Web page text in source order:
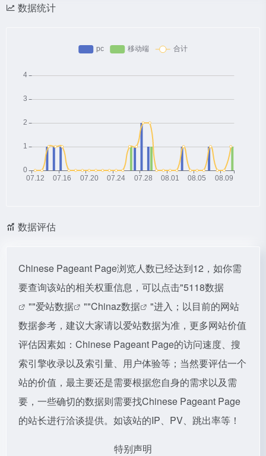
数据统计
数据评估
Chinese Pageant Page浏览人数已经达到12，如你需
要查询该站的相关权重信息，可以点击"5118数据
""爱站数据 ""Chinaz数据
"进入；以目前的网站
数据参考，建议大家请以爱站数据为准，更多网站价值
评估因素如：Chinese Pageant Page的访问速度、搜
索引擎收录以及索引量、用户体验等；当然要评估一个
站的价值，最主要还是需要根据您自身的需求以及需
要，一些确切的数据则需要找Chinese Pageant Page
的站长进行洽谈提供。如该站的IP、PV、跳出率等！
特别声明